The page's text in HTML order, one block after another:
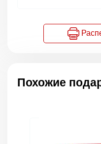
Похожие